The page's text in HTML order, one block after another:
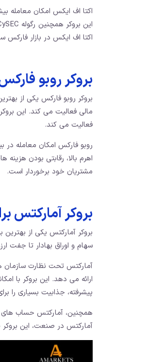
اکتا اف ایکس در بازار فارکس
بروکر روبو
بروکر روبو فارکس یکی از
فعالیت می‌ کند.
اهرم بالا، رقابتی بودن
مشتریان خود برخوردار است.
بروکر آمارکتس
سهام و اوراق بهادار تا جفت
آمارکتس تحت نظارت سازمان‌
ارائه می‌ دهد. این بروکر با
پیشرفته، جذابیت بسیاری را
همچنین، آمارکتس حساب ‌های
آمارکتس در صنعت، این بروکر